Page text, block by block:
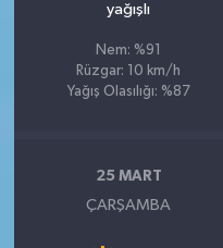
yağışlı
Nem: %91
Rüzgar: 10 km/h
Yağış Olasılığı: %87
25 MART
ÇARŞAMBA